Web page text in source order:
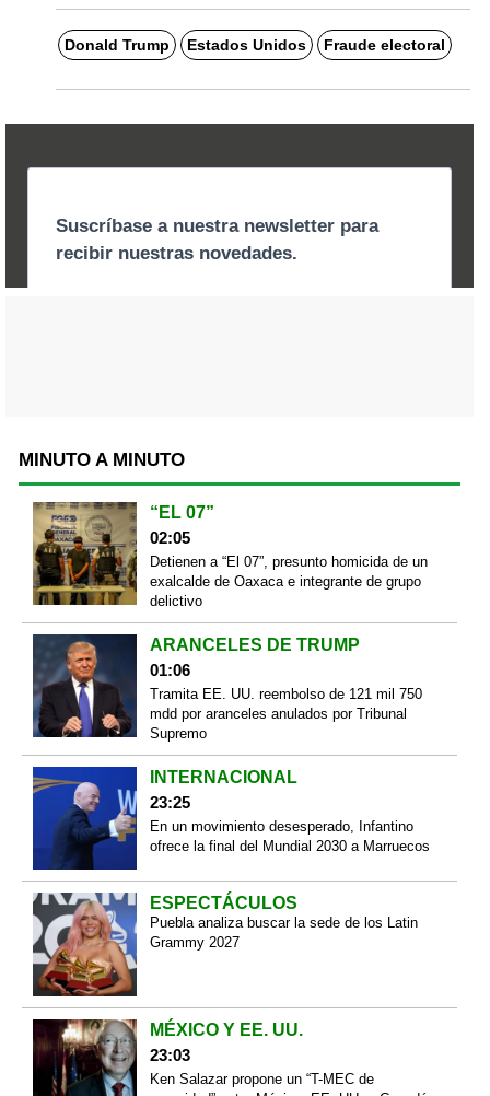
Donald Trump Estados Unidos Fraude electoral
MINUTO A MINUTO
“EL 07”
02:05
Detienen a “El 07”, presunto homicida de un
exalcalde de Oaxaca e integrante de grupo
delictivo
ARANCELES DE TRUMP
01:06
Tramita EE. UU. reembolso de 121 mil 750
mdd por aranceles anulados por Tribunal
Supremo
INTERNACIONAL
23:25
En un movimiento desesperado, Infantino
ofrece la final del Mundial 2030 a Marruecos
ESPECTÁCULOS
Puebla analiza buscar la sede de los Latin
Grammy 2027
MÉXICO Y EE. UU.
23:03
Ken Salazar propone un “T-MEC de